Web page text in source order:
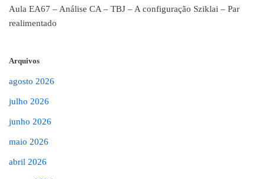
Aula EA67 – Análise CA – TBJ – A configuração Sziklai – Par
realimentado
Arquivos
agosto 2026
julho 2026
junho 2026
maio 2026
abril 2026